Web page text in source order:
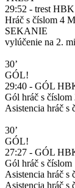
29:52 - trest
Hráč s číslom 4
SEKANIE
vylúčenie na 2.
30’
GÓL!
29:40 - GÓL
Gól hráč s
Asistencia hráč s
30’
GÓL!
27:27 - GÓL
Gól hráč s
Asistencia hráč s
Asistencia hráč s